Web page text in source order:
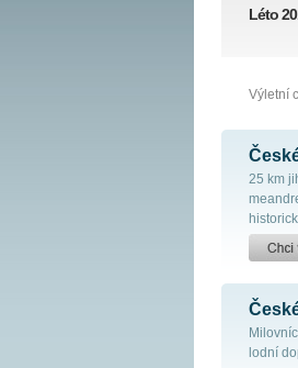
Léto
Výletní
25 km
lodní